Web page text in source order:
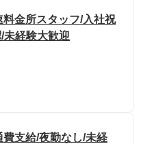
金所スタッフ/入社祝
未経験大歓迎
費支給/夜勤なし/未経